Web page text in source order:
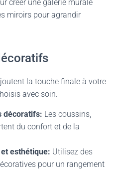
créer une galerie murale
miroirs pour agrandir
la touche finale à votre
avec soin.
décoratifs: Les coussins,
du confort et de la
esthétique: Utilisez des
pour un rangement